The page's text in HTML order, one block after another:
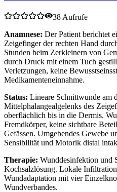
38 Aufrufe
Anamnese: Der Patient berichtet
Zeigefinger der rechten Hand
Stunden beim Zerkleinern von
durch Druck mit einem Tuch
Verletzungen, keine
Medikamenteneinnahme.
Status: Lineare Schnittwunde am
Mittelphalangealgelenks des
oberflächlich bis in die Dermis.
Fremdkörper, keine sichtbare
Gefässen. Umgebendes Gewebe
Sensibilität und Motorik distal
Therapie: Wunddesinfektion und
Kochsalzlösung. Lokale
Wundadaptation mit vier
Wundverbandes.